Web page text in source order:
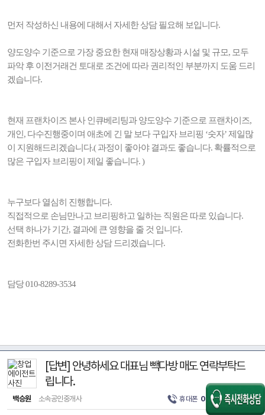
먼저 작성하신 내용에 대해서 자세한 상담 필요해 보입니다.
양도양수 기준으로 가장 중요한 현재 매장상황과 시설 및 규모, 모두
파악 후 이전거래건 토대로 조건에 따라 권리적인 부분까지 도움 드리
겠습니다.
현재 프랜차이즈 본사 인큐베리팅과 양도양수 기준으로 프랜차이즈,
개인, 다수진행중이며 애초에 긴 말 보다 구입자 브리핑 ‘숫자’ 제일많
이 지원해드리겠습니다.( 과정이 좋아야 결과도 좋습니다. 확률적으로
많은 구입자 브리핑이 제일 좋습니다. )
누구보다 열심히 진행합니다.
직접적으로 손님만나고 브리핑하고 일하는 직원은 따로 있습니다.
선택 하나가 기간, 결과에 큰 영향을 줄 것 입니다.
전화한번 주시면 자세한 상담 드리겠습니다.
담당 010-8289-3534
[답변] 안녕하세요 대표님 빽다방 매도 연락부탁드
립니다.
백승원 소속공인중개사 휴대폰 010-8713-0212